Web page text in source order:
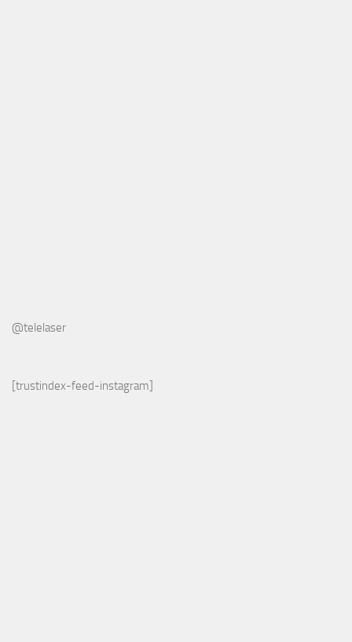
@telelaser
[trustindex-feed-instagram]